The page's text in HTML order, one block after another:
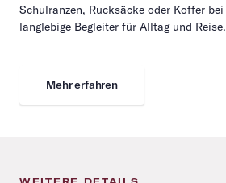
Schulranzen, Rucksäcke oder Koffer
langlebige Begleiter für Alltag und Reise.
Mehr erfahren